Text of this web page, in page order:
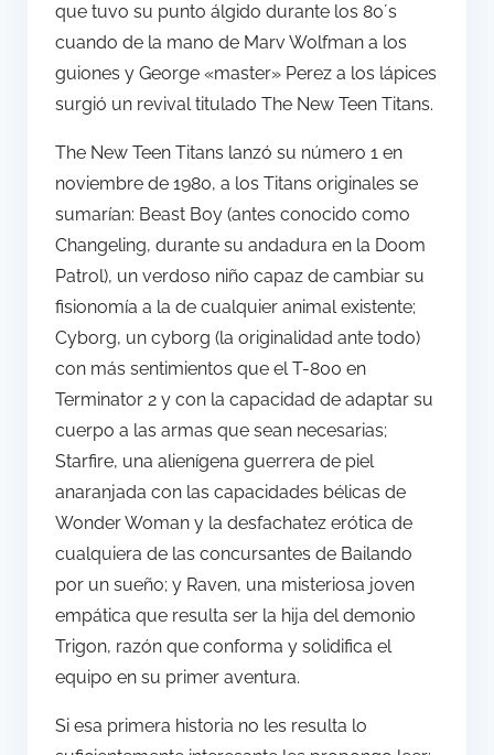
que tuvo su punto álgido durante los 80´s
cuando de la mano de Marv Wolfman a los
guiones y George «master» Perez a los lápices
surgió un revival titulado The New Teen Titans.
The New Teen Titans lanzó su número 1 en
noviembre de 1980, a los Titans originales se
sumarían: Beast Boy (antes conocido como
Changeling, durante su andadura en la Doom
Patrol), un verdoso niño capaz de cambiar su
fisionomía a la de cualquier animal existente;
Cyborg, un cyborg (la originalidad ante todo)
con más sentimientos que el T-800 en
Terminator 2 y con la capacidad de adaptar su
cuerpo a las armas que sean necesarias;
Starfire, una alienígena guerrera de piel
anaranjada con las capacidades bélicas de
Wonder Woman y la desfachatez erótica de
cualquiera de las concursantes de Bailando
por un sueño; y Raven, una misteriosa joven
empática que resulta ser la hija del demonio
Trigon, razón que conforma y solidifica el
equipo en su primer aventura.
Si esa primera historia no les resulta lo